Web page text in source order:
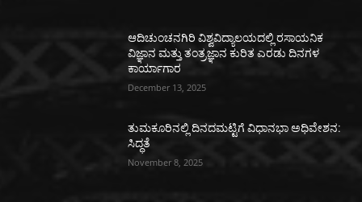
ಆದಿಚುಂಚನಗಿರಿ ವಿಶ್ವವಿದ್ಯಾಲಯದಲ್ಲಿ ರಸಾಯನಿಕ
ವಿಜ್ಞಾನ ಮತ್ತು ತಂತ್ರಜ್ಞಾನ ಕುರಿತ ಎರಡು ದಿನಗಳ
ಕಾರ್ಯಾಗಾರ
December 13, 2025
ತುಮಕೂರಿನಲ್ಲಿ ದಿನದಮಟ್ಟಿಗೆ ವಿಧಾನಭಾ ಅಧಿವೇಶನ:
ಸಿದ್ಧತೆ
November 8, 2025